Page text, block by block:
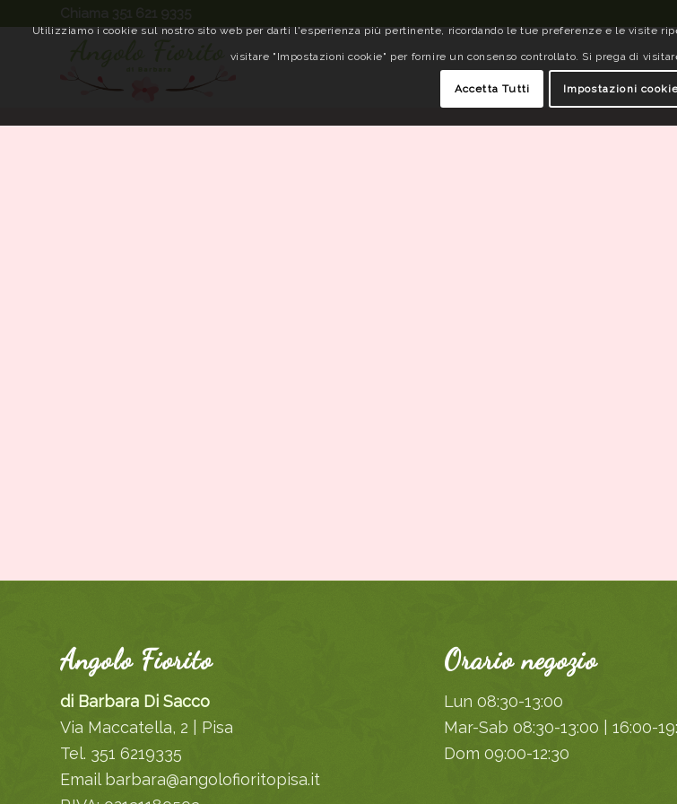
Chiama 351 621 9335
Angolo Fiorito
di Barbara Di Sacco
Via Maccatella, 2 | Pisa
Tel. 351 6219335
Email barbara@angolofioritopisa.it
Orario negozio
Lun 08:30-13:00
Mar-Sab 08:30-13:00 | 16:00-
Dom 09:00-12:30
Utilizziamo i cookie sul nostro sito web per darti l'esperienza più pertinente, ricordando le tue preferenze e le visite
visitare "Impostazioni cookie" per fornire un consenso controllato. Si prega di
Accetta Tutti Impostazioni